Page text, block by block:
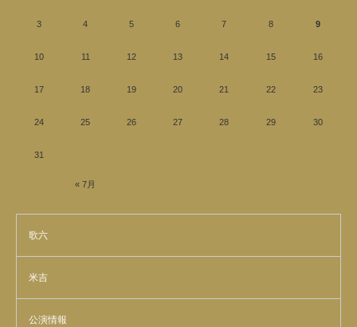
« 7月
3 4 5 6 7 8 9
10 11 12 13 14 15 16
17 18 19 20 21 22 23
24 25 26 27 28 29 30
31
歌六
米吉
公演情報